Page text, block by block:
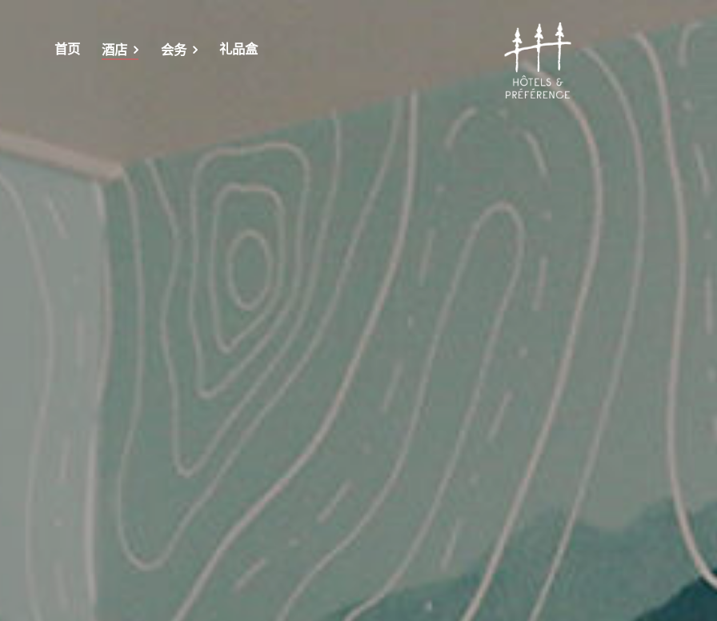
首页 酒店 会务 礼品盒